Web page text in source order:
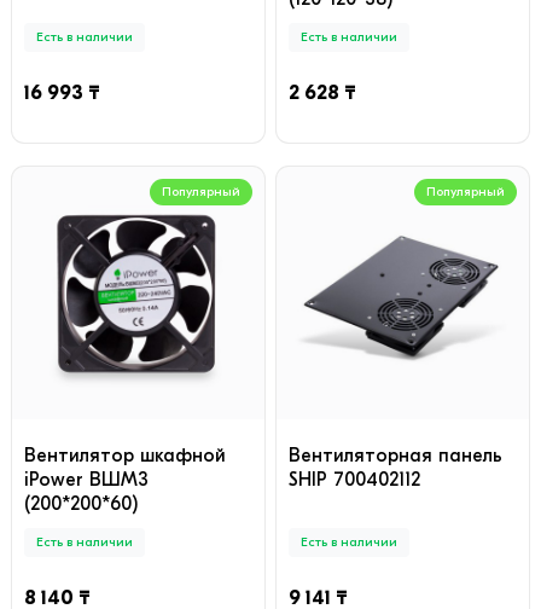
Есть в наличии
16 993 ₸
Есть в наличии
2 628 ₸
Популярный
Вентилятор шкафной
iPower ВШМ3
(200*200*60)
Есть в наличии
8 140 ₸
Популярный
Вентиляторная панель
SHIP 700402112
Есть в наличии
9 141 ₸